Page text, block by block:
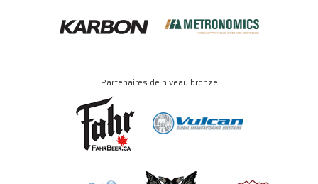
Partenaires de niveau bronze